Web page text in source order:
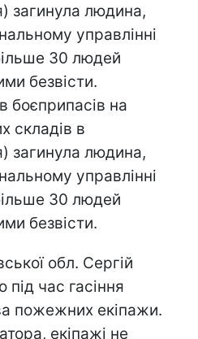
загинула людина,
управлінні
30 людей
безвісти.
боєприпасів на
складів в
загинула людина,
управлінні
30 людей
безвісти.
обл. Сергій
час гасіння
пожежних екіпажи.
екіпажі не